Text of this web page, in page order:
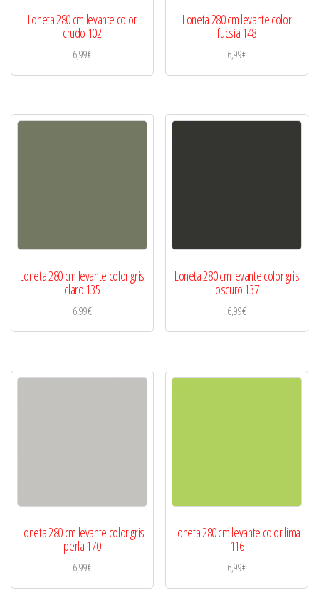
Loneta 280 cm levante color
crudo 102
6,99€
Loneta 280 cm levante color
fucsia 148
6,99€
Loneta 280 cm levante color gris
claro 135
6,99€
Loneta 280 cm levante color gris
oscuro 137
6,99€
Loneta 280 cm levante color gris
perla 170
6,99€
Loneta 280 cm levante color lima
116
6,99€